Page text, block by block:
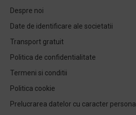
Despre noi
Date de identificare ale societatii
Transport gratuit
Politica de confidentialitate
Termeni si conditii
Politica cookie
Prelucrarea datelor cu caracter personal